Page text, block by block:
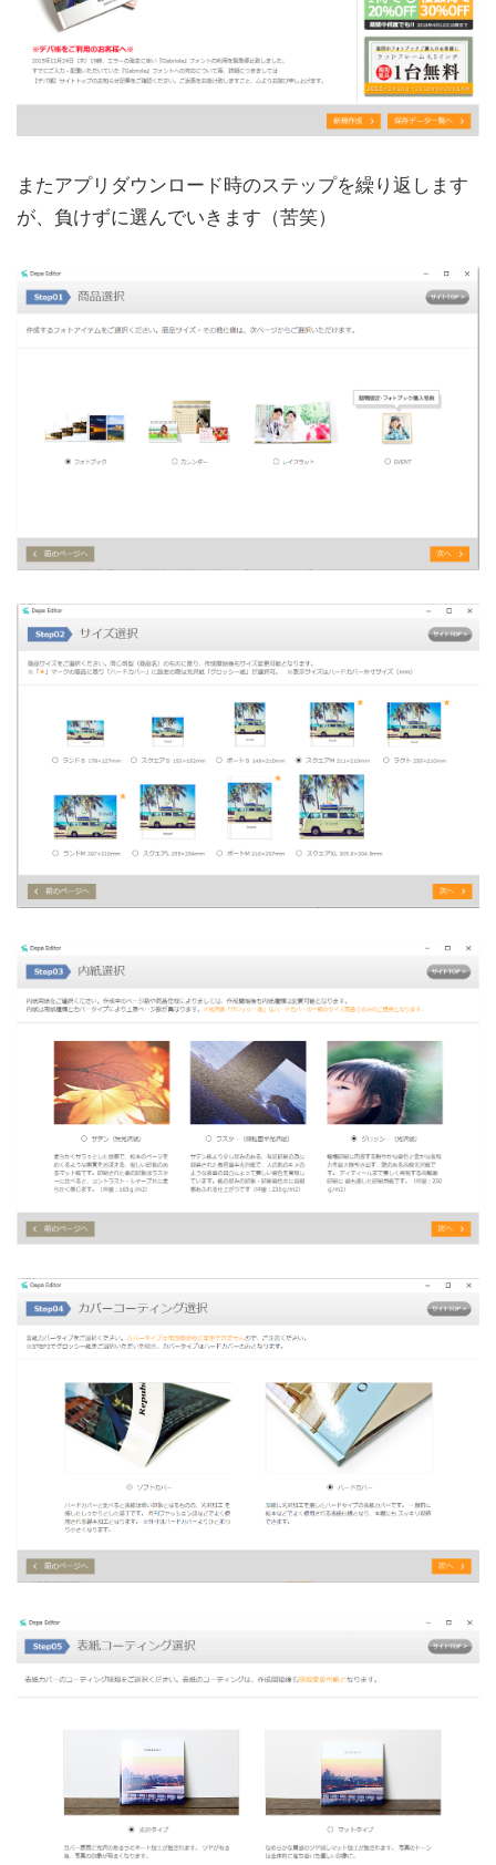
またアプリダウンロード時のステップを繰り返します
が、負けずに選んでいきます（苦笑）